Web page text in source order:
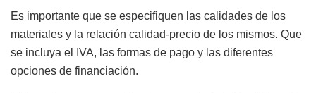
Es importante que se especifiquen las calidades de los
materiales y la relación calidad-precio de los mismos. Que
se incluya el IVA, las formas de pago y las diferentes
opciones de financiación.